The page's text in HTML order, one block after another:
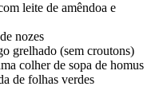
leite de amêndoa e
nozes
grelhado (sem croutons)
colher de sopa de homus
de folhas verdes